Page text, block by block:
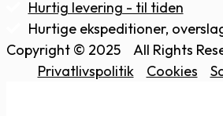
Hurtig levering - til tiden
Hurtige ekspeditioner,
Copyright © 2025
All Rights
Privatlivspolitik
Cookies